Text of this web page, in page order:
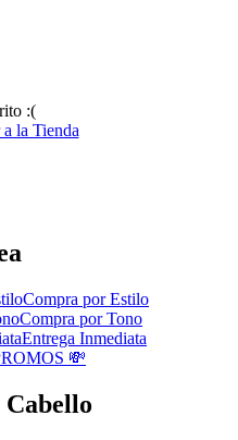
:(
la Tienda
Compra por Estilo
Compra por Tono
Entrega Inmediata
💸
Cabello